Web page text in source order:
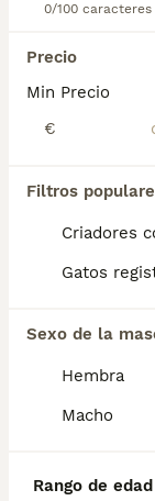
0/100 caracteres
Precio
Min Precio
€
Filtros
Criadores
Gatos
Sexo de la
Hembra
Macho
Rango de edad
gatos en venta
gatos en venta
gatos en
Chihuahua en venta
Yorkshire Terrier
Teckel en venta